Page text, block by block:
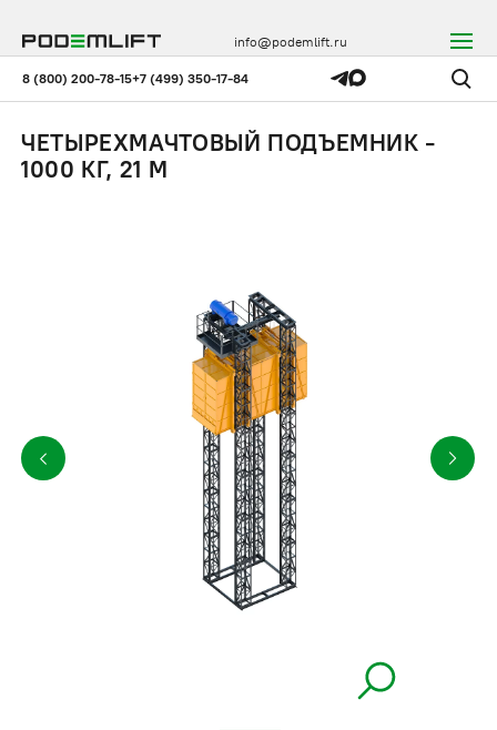
8 (800) 200-78-15+7 (499) 350-17-84
info@podemlift.ru
ЧЕТЫРЕХМАЧТОВЫЙ ПОДЪЕМНИК -
1000 КГ, 21 М